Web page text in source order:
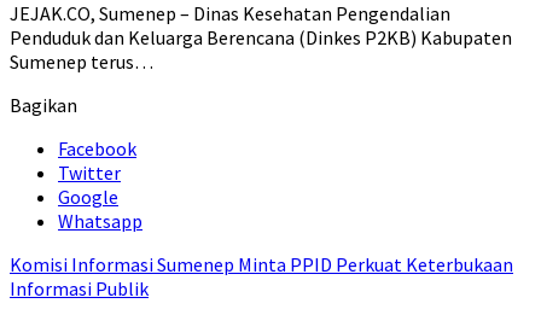
JEJAK.CO, Sumenep – Dinas Kesehatan Pengendalian
Penduduk dan Keluarga Berencana (Dinkes P2KB) Kabupaten
Sumenep terus…
Bagikan
Facebook
Twitter
Google
Whatsapp
Komisi Informasi Sumenep Minta PPID Perkuat Keterbukaan
Informasi Publik